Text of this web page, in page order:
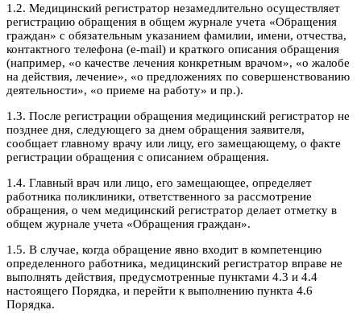
1.2. Медицинский регистратор незамедлительно осуществляет
регистрацию обращения в общем журнале учета «Обращения
граждан» с обязательным указанием фамилии, имени, отчества,
контактного телефона (e-mail) и краткого описания обращения
(например, «о качестве лечения конкретным врачом», «о жалобе
на действия, лечение», «о предложениях по совершенствованию
деятельности», «о приеме на работу» и пр.).
1.3. После регистрации обращения медицинский регистратор не
позднее дня, следующего за днем обращения заявителя,
сообщает главному врачу или лицу, его замещающему, о факте
регистрации обращения с описанием обращения.
1.4. Главный врач или лицо, его замещающее, определяет
работника поликлиники, ответственного за рассмотрение
обращения, о чем медицинский регистратор делает отметку в
общем журнале учета «Обращения граждан».
1.5. В случае, когда обращение явно входит в компетенцию
определенного работника, медицинский регистратор вправе не
выполнять действия, предусмотренные пунктами 4.3 и 4.4
настоящего Порядка, и перейти к выполнению пункта 4.6
Порядка.